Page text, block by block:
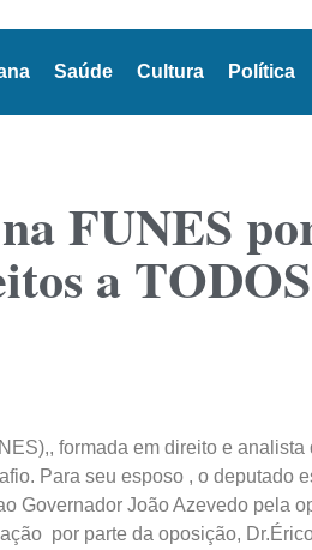
Saúde Cultura Política
FUNES
a TODOS
formada em direito e
Para seu esposo , o deputado
Governador João Azevedo pela
por parte da oposição,